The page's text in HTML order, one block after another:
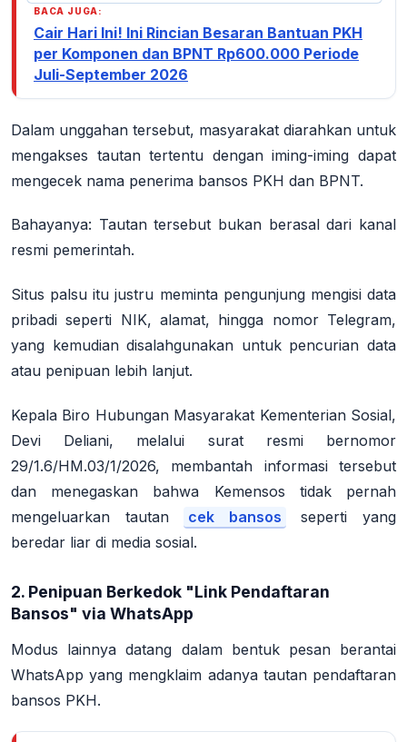
BACA JUGA:
Cair Hari Ini! Ini Rincian Besaran Bantuan PKH
per Komponen dan BPNT Rp600.000 Periode
Juli-September 2026
Dalam unggahan tersebut, masyarakat diarahkan untuk
mengakses tautan tertentu dengan iming-iming dapat
mengecek nama penerima bansos PKH dan BPNT.
Bahayanya: Tautan tersebut bukan berasal dari kanal
resmi pemerintah.
Situs palsu itu justru meminta pengunjung mengisi data
pribadi seperti NIK, alamat, hingga nomor Telegram,
yang kemudian disalahgunakan untuk pencurian data
atau penipuan lebih lanjut.
Kepala Biro Hubungan Masyarakat Kementerian Sosial,
Devi Deliani, melalui surat resmi bernomor
29/1.6/HM.03/1/2026, membantah informasi tersebut
dan menegaskan bahwa Kemensos tidak pernah
mengeluarkan tautan
cek bansos
seperti yang
beredar liar di media sosial.
2. Penipuan Berkedok "Link Pendaftaran
Bansos" via WhatsApp
Modus lainnya datang dalam bentuk pesan berantai
WhatsApp yang mengklaim adanya tautan pendaftaran
bansos PKH.